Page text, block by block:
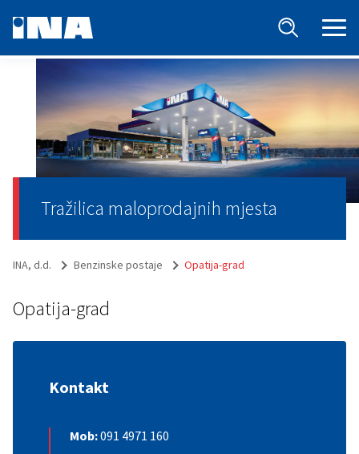
Tražilica maloprodajnih mjesta
INA, d.d. Benzinske postaje Opatija-grad
Opatija-grad
Kontakt
Mob:091 4971 160